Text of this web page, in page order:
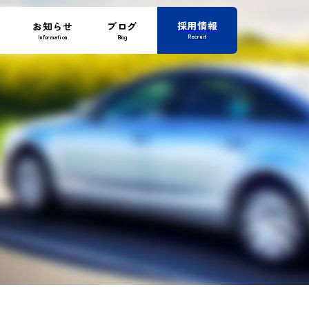
お知らせ
Information
ブログ
Blog
採用情報
Recruit